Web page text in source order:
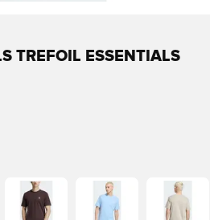
TREFOIL ESSENTIALS